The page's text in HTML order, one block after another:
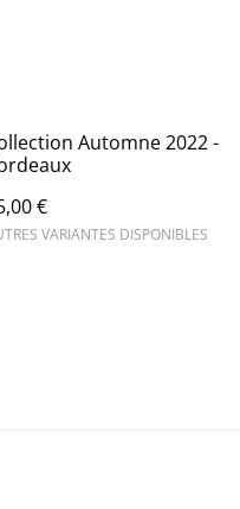
Automne 2022 -
€
VARIANTES DISPONIBLES